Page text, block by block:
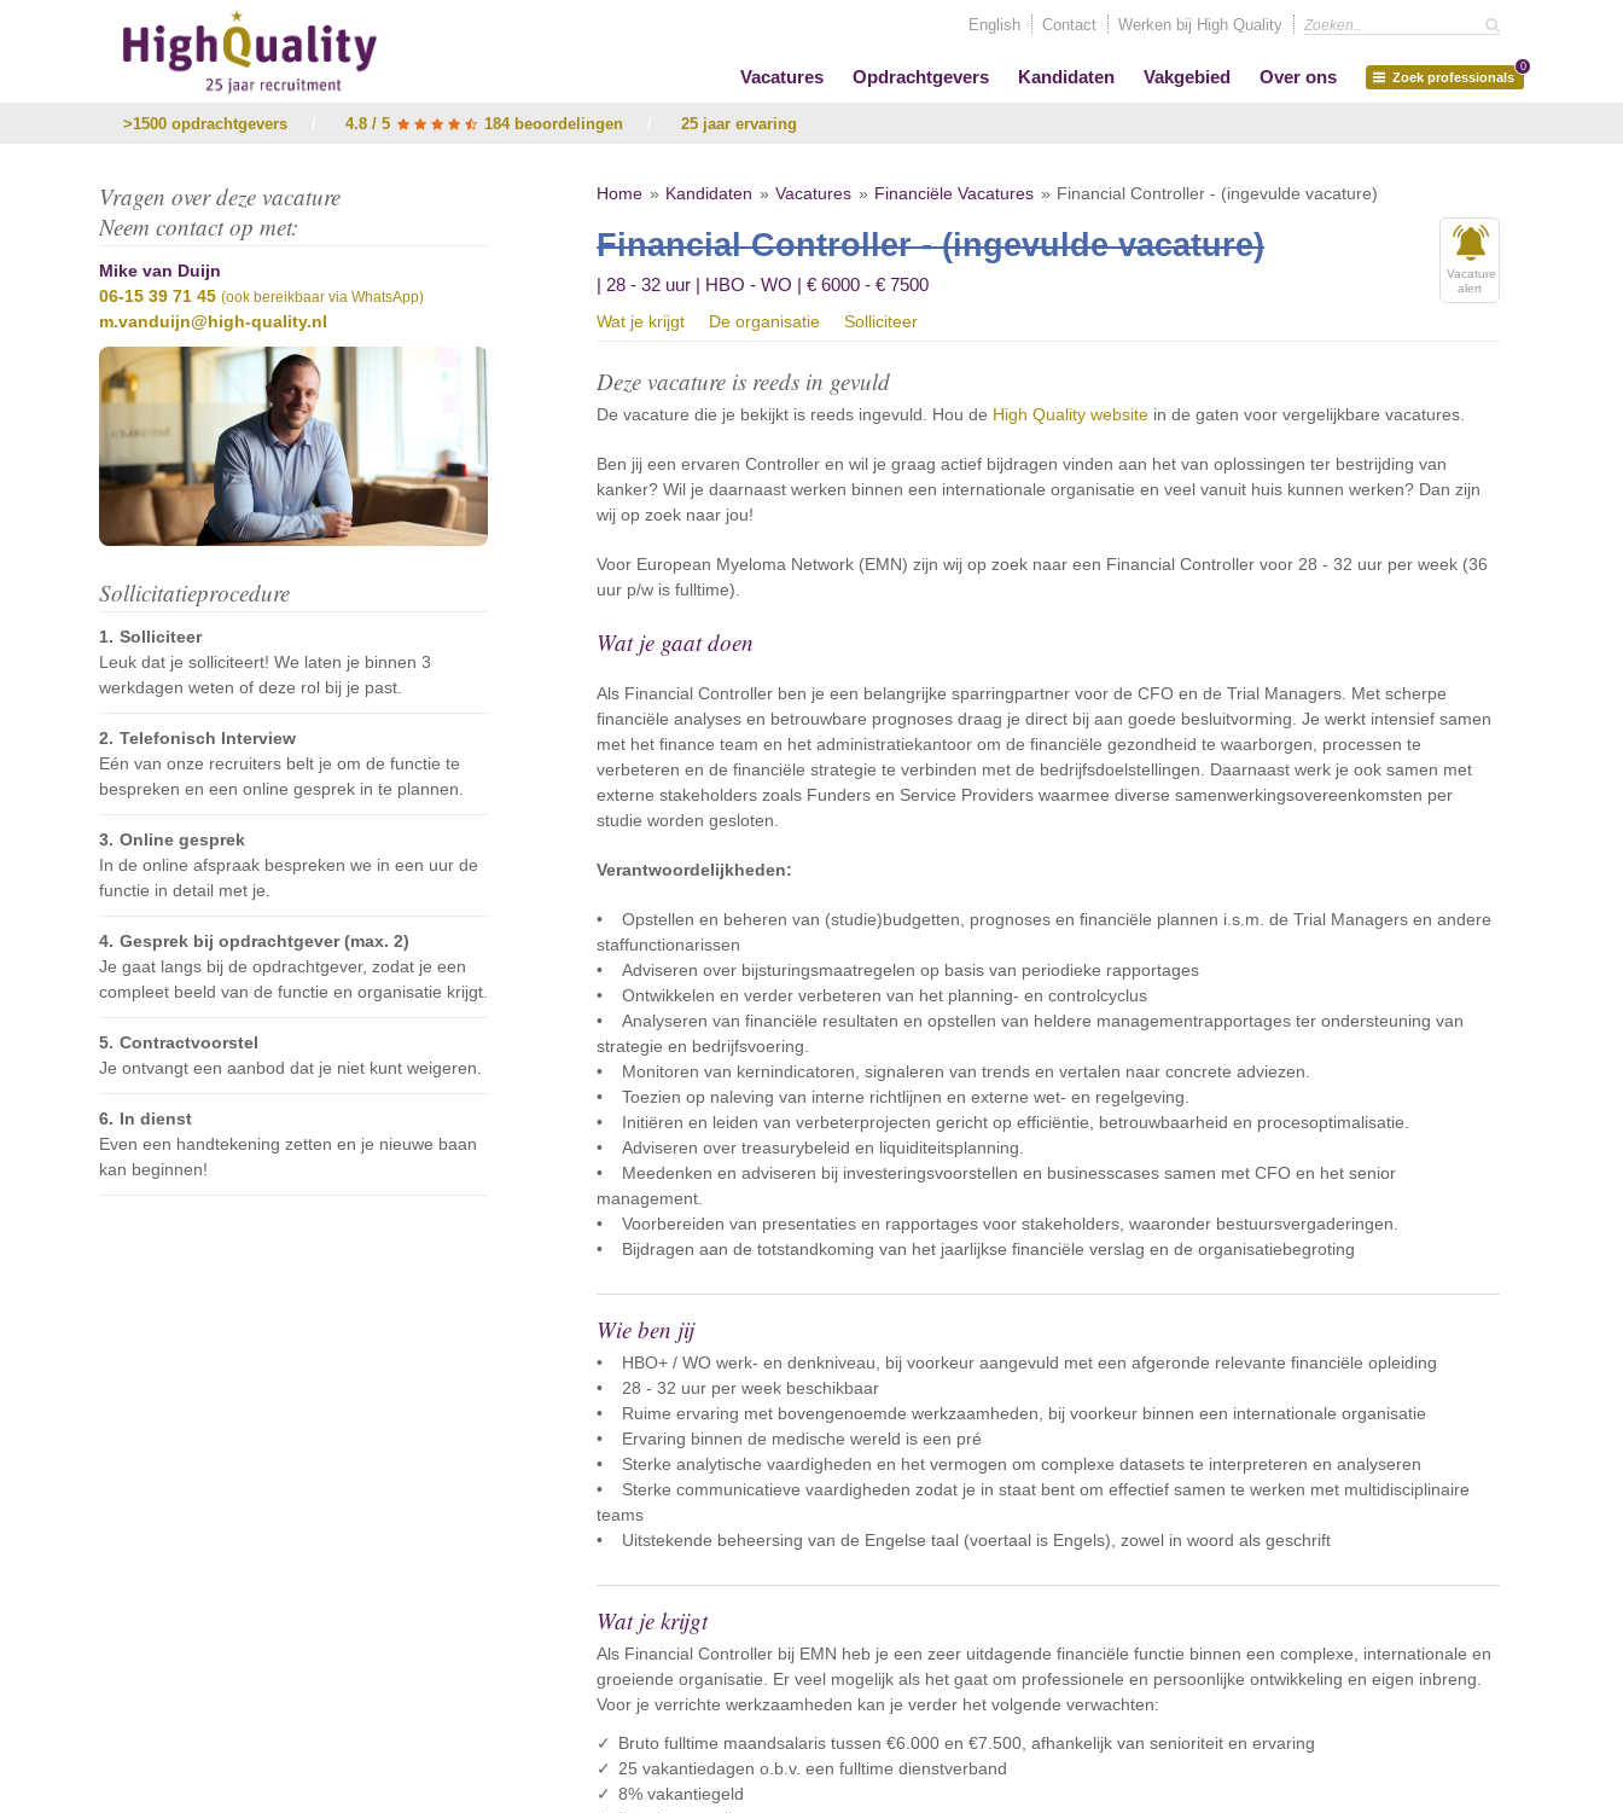
English Contact Werken bij High Quality
Vacatures Opdrachtgevers Kandidaten Vakgebied Over ons Zoek professionals
0
>1500 opdrachtgevers 4.8 / 5 184 beoordelingen 25 jaar ervaring
Vragen over deze vacature
Neem contact op met:
Mike van Duijn
06-15 39 71 45 (ook bereikbaar via WhatsApp)
m.vanduijn@high-quality.nl
Sollicitatieprocedure
Solliciteer
Leuk dat je solliciteert! We laten je binnen 3
werkdagen weten of deze rol bij je past.
Telefonisch Interview
Eén van onze recruiters belt je om de functie te
bespreken en een online gesprek in te plannen.
Online gesprek
In de online afspraak bespreken we in een uur de
functie in detail met je.
Gesprek bij opdrachtgever (max. 2)
Je gaat langs bij de opdrachtgever, zodat je een
compleet beeld van de functie en organisatie krijgt.
Contractvoorstel
Je ontvangt een aanbod dat je niet kunt weigeren.
In dienst
Even een handtekening zetten en je nieuwe baan
kan beginnen!
Home Kandidaten Vacatures Financiële Vacatures Financial Controller - (ingevulde vacature)
Financial Controller - (ingevulde vacature)
Vacature
alert
| 28 - 32 uur | HBO - WO | € 6000 - € 7500
Wat je krijgt De organisatie Solliciteer
Deze vacature is reeds in gevuld
De vacature die je bekijkt is reeds ingevuld. Hou de High Quality website in de gaten voor vergelijkbare vacatures.
Ben jij een ervaren Controller en wil je graag actief bijdragen vinden aan het van oplossingen ter bestrijding van
kanker? Wil je daarnaast werken binnen een internationale organisatie en veel vanuit huis kunnen werken? Dan zijn
wij op zoek naar jou!
Voor European Myeloma Network (EMN) zijn wij op zoek naar een Financial Controller voor 28 - 32 uur per week (36
uur p/w is fulltime).
Wat je gaat doen
Als Financial Controller ben je een belangrijke sparringpartner voor de CFO en de Trial Managers. Met scherpe
financiële analyses en betrouwbare prognoses draag je direct bij aan goede besluitvorming. Je werkt intensief samen
met het finance team en het administratiekantoor om de financiële gezondheid te waarborgen, processen te
verbeteren en de financiële strategie te verbinden met de bedrijfsdoelstellingen. Daarnaast werk je ook samen met
externe stakeholders zoals Funders en Service Providers waarmee diverse samenwerkingsovereenkomsten per
studie worden gesloten.
Verantwoordelijkheden:
• Opstellen en beheren van (studie)budgetten, prognoses en financiële plannen i.s.m. de Trial Managers en andere
staffunctionarissen
• Adviseren over bijsturingsmaatregelen op basis van periodieke rapportages
• Ontwikkelen en verder verbeteren van het planning- en controlcyclus
• Analyseren van financiële resultaten en opstellen van heldere managementrapportages ter ondersteuning van
strategie en bedrijfsvoering.
• Monitoren van kernindicatoren, signaleren van trends en vertalen naar concrete adviezen.
• Toezien op naleving van interne richtlijnen en externe wet- en regelgeving.
• Initiëren en leiden van verbeterprojecten gericht op efficiëntie, betrouwbaarheid en procesoptimalisatie.
• Adviseren over treasurybeleid en liquiditeitsplanning.
• Meedenken en adviseren bij investeringsvoorstellen en businesscases samen met CFO en het senior
management.
• Voorbereiden van presentaties en rapportages voor stakeholders, waaronder bestuursvergaderingen.
• Bijdragen aan de totstandkoming van het jaarlijkse financiële verslag en de organisatiebegroting
Wie ben jij
• HBO+ / WO werk- en denkniveau, bij voorkeur aangevuld met een afgeronde relevante financiële opleiding
• 28 - 32 uur per week beschikbaar
• Ruime ervaring met bovengenoemde werkzaamheden, bij voorkeur binnen een internationale organisatie
• Ervaring binnen de medische wereld is een pré
• Sterke analytische vaardigheden en het vermogen om complexe datasets te interpreteren en analyseren
• Sterke communicatieve vaardigheden zodat je in staat bent om effectief samen te werken met multidisciplinaire
teams
• Uitstekende beheersing van de Engelse taal (voertaal is Engels), zowel in woord als geschrift
Wat je krijgt
Als Financial Controller bij EMN heb je een zeer uitdagende financiële functie binnen een complexe, internationale en
groeiende organisatie. Er veel mogelijk als het gaat om professionele en persoonlijke ontwikkeling en eigen inbreng.
Voor je verrichte werkzaamheden kan je verder het volgende verwachten:
Bruto fulltime maandsalaris tussen €6.000 en €7.500, afhankelijk van senioriteit en ervaring
25 vakantiedagen o.b.v. een fulltime dienstverband
8% vakantiegeld